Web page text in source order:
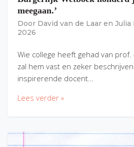
meegaan.’
Door David van de Laar en Julia
2026
Wie college heeft gehad van
zal hem vast en zeker
inspirerende docent…
Lees verder »